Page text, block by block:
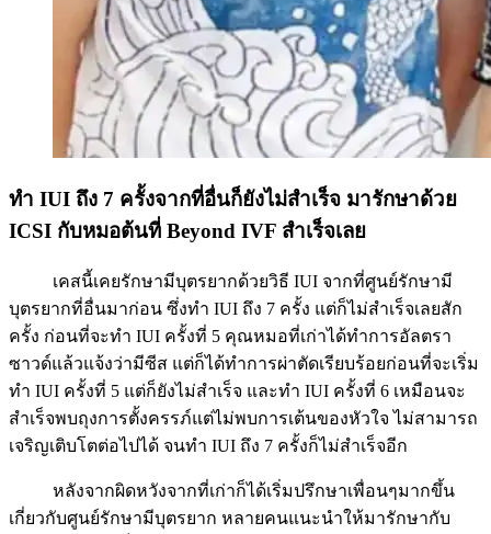
ทำ IUI ถึง 7 ครั้งจากที่อื่นก็ยังไม่สำเร็จ มารักษาด้วย
ICSI กับหมอต้นที่ Beyond IVF สำเร็จเลย
เคสนี้เคยรักษามีบุตรยากด้วยวิธี IUI จากที่ศูนย์รักษามี
บุตรยากที่อื่นมาก่อน ซึ่งทำ IUI ถึง 7 ครั้ง แต่ก็ไม่สำเร็จเลยสัก
ครั้ง ก่อนที่จะทำ IUI ครั้งที่ 5 คุณหมอที่เก่าได้ทำการอัลตรา
ซาวด์แล้วแจ้งว่ามีซีส แต่ก็ได้ทำการผ่าตัดเรียบร้อยก่อนที่จะเริ่ม
ทำ IUI ครั้งที่ 5 แต่ก็ยังไม่สำเร็จ และทำ IUI ครั้งที่ 6 เหมือนจะ
สำเร็จพบถุงการตั้งครรภ์แต่ไม่พบการเต้นของหัวใจ ไม่สามารถ
เจริญเติบโตต่อไปได้ จนทำ IUI ถึง 7 ครั้งก็ไม่สำเร็จอีก
หลังจากผิดหวังจากที่เก่าก็ได้เริ่มปรึกษาเพื่อนๆมากขึ้น
เกี่ยวกับศูนย์รักษามีบุตรยาก หลายคนแนะนำให้มารักษากับ